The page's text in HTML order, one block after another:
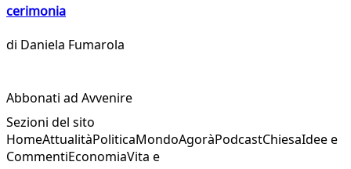
cerimonia
di Daniela Fumarola
Abbonati ad Avvenire
Sezioni del sito
HomeAttualitàPoliticaMondoAgoràPodcastChiesaIdee e
CommentiEconomiaVita e